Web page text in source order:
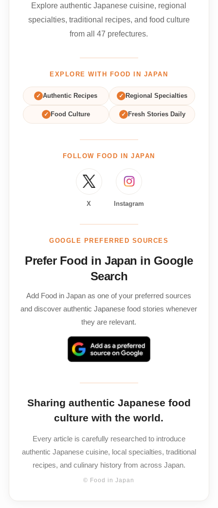
Explore authentic Japanese cuisine, regional
specialties, traditional recipes, and food culture
from all 47 prefectures.
EXPLORE WITH FOOD IN JAPAN
✓ Authentic Recipes ✓ Regional Specialties
✓ Food Culture ✓ Fresh Stories Daily
FOLLOW FOOD IN JAPAN
X Instagram
GOOGLE PREFERRED SOURCES
Prefer Food in Japan in Google
Search
Add Food in Japan as one of your preferred sources
and discover authentic Japanese food stories whenever
they are relevant.
Sharing authentic Japanese food
culture with the world.
Every article is carefully researched to introduce
authentic Japanese cuisine, local specialties, traditional
recipes, and culinary history from across Japan.
© Food in Japan